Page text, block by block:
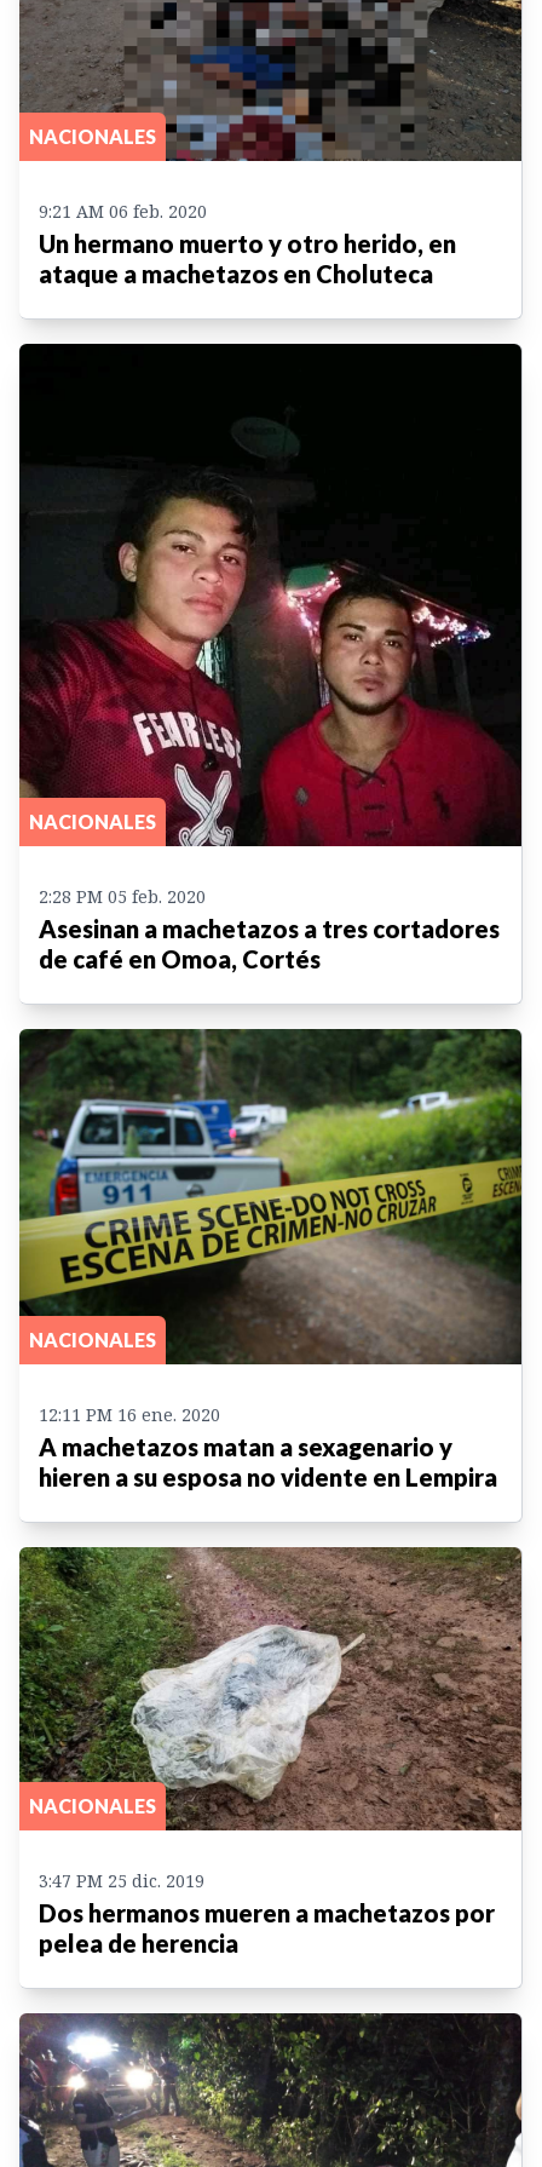
NACIONALES
9:21 AM 06 feb. 2020
Un hermano muerto y otro herido, en
ataque a machetazos en Choluteca
NACIONALES
2:28 PM 05 feb. 2020
Asesinan a machetazos a tres cortadores
de café en Omoa, Cortés
NACIONALES
12:11 PM 16 ene. 2020
A machetazos matan a sexagenario y
hieren a su esposa no vidente en Lempira
NACIONALES
3:47 PM 25 dic. 2019
Dos hermanos mueren a machetazos por
pelea de herencia